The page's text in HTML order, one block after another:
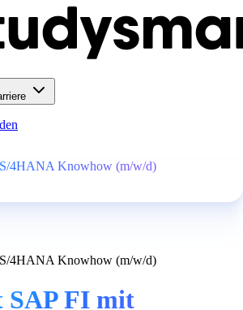
4HANA Knowhow (m/w/d)
4HANA Knowhow (m/w/d)
SAP FI mit